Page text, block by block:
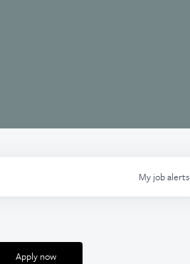
My jobalerts
Apply now